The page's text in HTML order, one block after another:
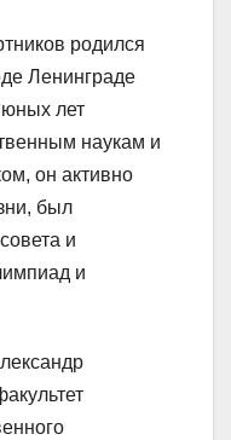
родился
Ленинграде
лет
наукам и
он активно
был
и
и